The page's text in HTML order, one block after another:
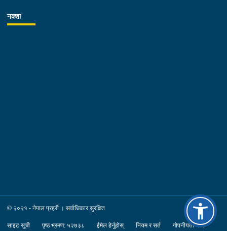
नक्शा
© २०२१ - नेपाल प्रहरी । सर्वाधिकार सुरक्षित
साइट सूची पृष्ठ भ्रमण: ५२७३८ ईमेल हेर्नुहोस् नियम र सर्त गोपनीयता नीति